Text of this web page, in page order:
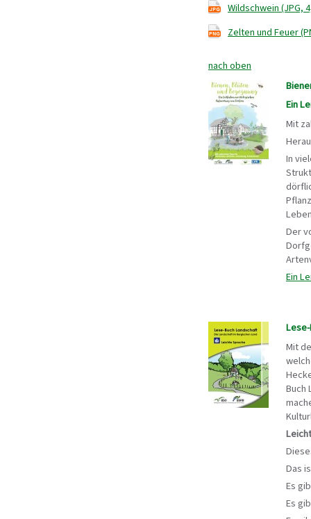
Wildschwein (JPG,
Zelten und Feuer
nach oben
Ein
Mit
In
Der
Ein
Mit
Buch
Das
Es
Es